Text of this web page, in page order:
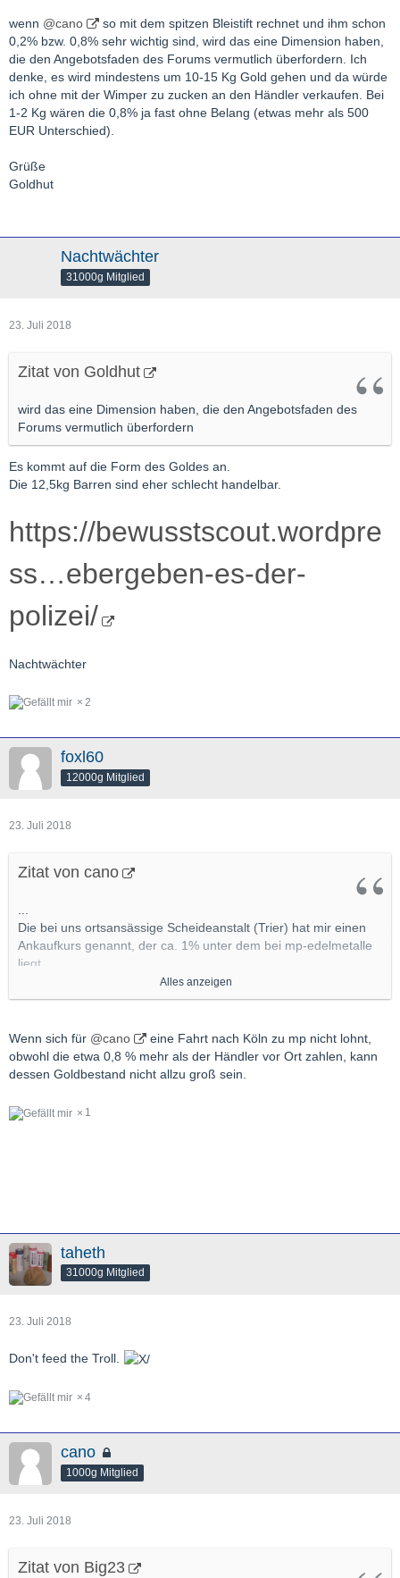
wenn @cano
so mit dem spitzen Bleistift rechnet und ihm schon
0,2% bzw. 0,8% sehr wichtig sind, wird das eine Dimension haben,
die den Angebotsfaden des Forums vermutlich überfordern. Ich
denke, es wird mindestens um 10-15 Kg Gold gehen und da würde
ich ohne mit der Wimper zu zucken an den Händler verkaufen. Bei
1-2 Kg wären die 0,8% ja fast ohne Belang (etwas mehr als 500
EUR Unterschied).
Grüße
Goldhut
Nachtwächter
31000g Mitglied
23. Juli 2018
Zitat von Goldhut
wird das eine Dimension haben, die den Angebotsfaden des
Forums vermutlich überfordern
Es kommt auf die Form des Goldes an.
Die 12,5kg Barren sind eher schlecht handelbar.
https://bewusstscout.wordpre
ss…ebergeben-es-der-
polizei/
Nachtwächter
2
foxl60
12000g Mitglied
23. Juli 2018
Zitat von cano
...
Die bei uns ortsansässige Scheideanstalt (Trier) hat mir einen
Ankaufkurs genannt, der ca. 1% unter dem bei mp-edelmetalle
liegt.
Als ich dann mit mp-edelmetalle kam, haben sie noch ca. 0,2 %
Wirkliche Alternativen hat man aber wohl nur in größeren
Städten? Wenn ich die Fahrt nach Köln zu mp-edelmetalle
auch nocht gut weg.
Alles anzeigen
Wenn sich für @cano
eine Fahrt nach Köln zu mp nicht lohnt,
obwohl die etwa 0,8 % mehr als der Händler vor Ort zahlen, kann
dessen Goldbestand nicht allzu groß sein.
1
taheth
31000g Mitglied
23. Juli 2018
Don't feed the Troll.
4
cano
1000g Mitglied
23. Juli 2018
Zitat von Big23